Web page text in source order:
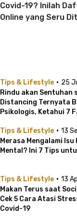
Covid-19? Inilah
Online yang Seru
Tips & Lifestyle · 25
Rindu akan Sentuhan
Distancing Ternyata
Psikologis, Ketahui 7
Tips & Lifestyle · 13
Merasa Mengalami Isu
Mental? Ini 7 Tips
Tips & Lifestyle · 13
Makan Terus saat
Cek 5 Cara Atasi
Covid-19